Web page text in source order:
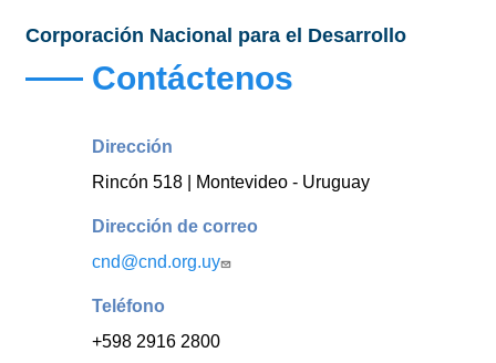
Corporación Nacional para el Desarrollo
Contáctenos
Dirección
Rincón 518 | Montevideo - Uruguay
Dirección de correo
cnd@cnd.org.uy
Teléfono
+598 2916 2800